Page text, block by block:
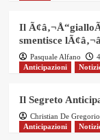
Il
smentisce
Pasquale Alfano
Anticipazioni
Il Segreto
Christian De Gregorio
Anticipazioni